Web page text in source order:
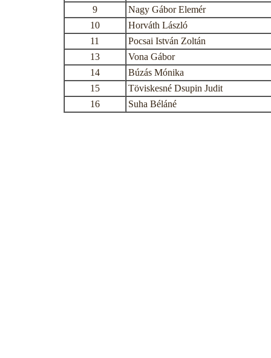
9
Nagy Gábor Elemér
10
Horváth László
11
Pocsai István Zoltán
13
Vona Gábor
14
Búzás Mónika
15
Töviskesné Dsupin Judit
16
Suha Béláné